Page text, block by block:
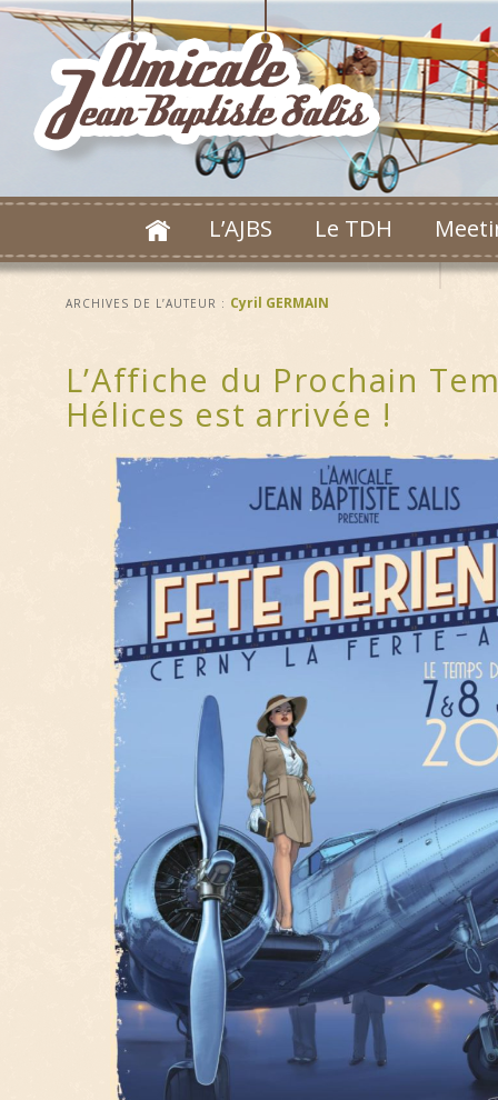
L’AJBS Le TDH
ARCHIVES DE L’AUTEUR : Cyril GERMAIN
L’Affiche du Prochain
Hélices est arrivée !